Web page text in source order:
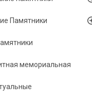
Памятники
мемориальная